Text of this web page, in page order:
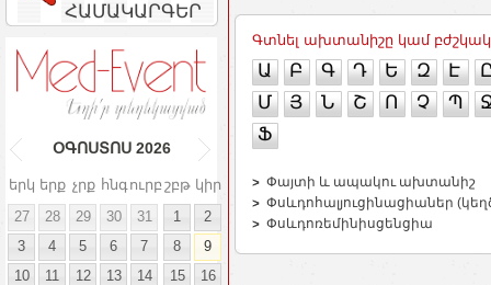
ՀԱՄԱԿԱՐԳԵՐ
ՕԳՈՍՏՈՍ 2026
երկ երք չրք հնգուրբ շբթ կիր
27
28 29 30 31 1
2
3
4 5 6 7 8
9
10
11 12 13 14 15
16
Գտնել ախտանիշը կամ
Ա Բ Գ Դ Ե Զ Է
Մ
Յ Ն Շ Ո Չ Պ
Ֆ
Փայտի և ապակու ախտանիշ
Փսևդոհալյուցինացիաներ
Փսևդոռեմինիսցենցիա